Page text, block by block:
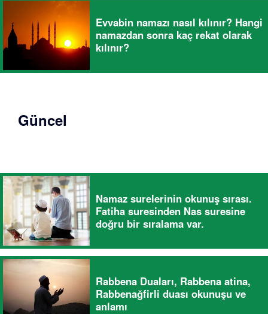
Evvabin namazı nasıl kılınır? Hangi
namazdan sonra kaç rekat olarak
kılınır?
Güncel
Namaz surelerinin okunuş sırası.
Fatiha suresinden Nas suresine
doğru bir sıralama var.
Rabbena Duaları, Rabbena atina,
Rabbenağfirli duası okunuşu ve
anlamı